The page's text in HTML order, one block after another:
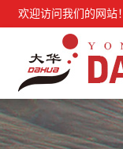
欢迎访问我们的网站！